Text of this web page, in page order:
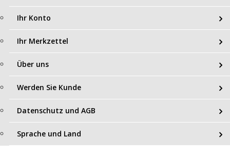
Ihr Konto
Ihr Merkzettel
Über uns
Werden Sie Kunde
Datenschutz und AGB
Sprache und Land